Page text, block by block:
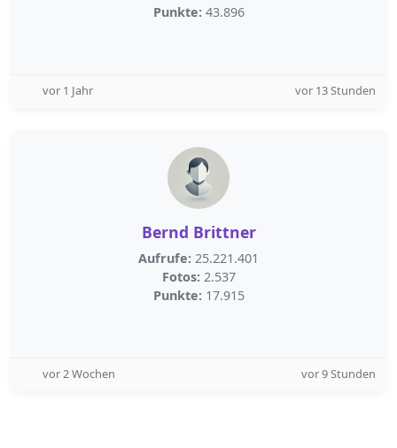
Punkte: 43.896
vor 1 Jahr vor 13 Stunden
Bernd Brittner
Aufrufe: 25.221.401
Fotos: 2.537
Punkte: 17.915
vor 2 Wochen vor 9 Stunden